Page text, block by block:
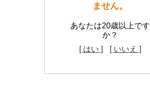
ません。
あなたは20歳以上です
か？
[ はい ]
[ いいえ ]